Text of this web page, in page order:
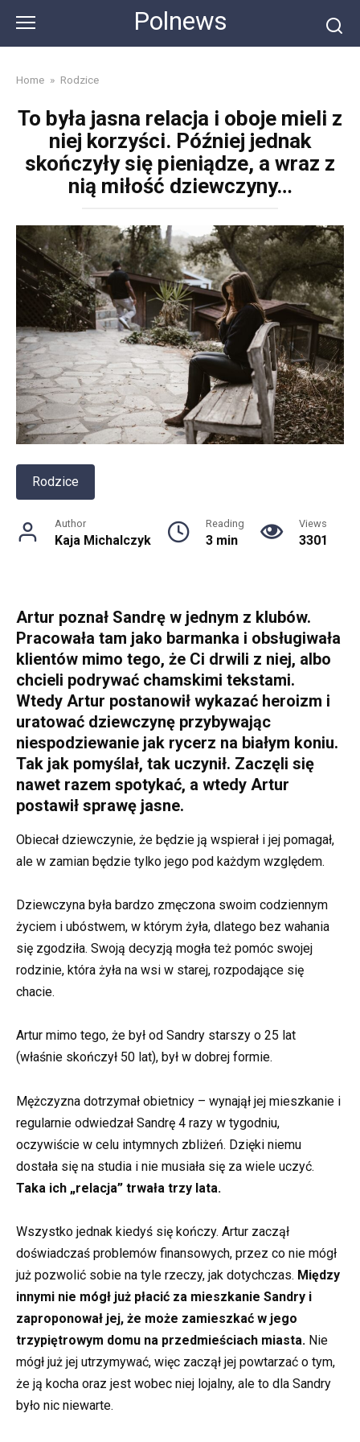
content
Polnews
Home » Rodzice
To była jasna relacja i oboje mieli z
niej korzyści. Później jednak
skończyły się pieniądze, a wraz z
nią miłość dziewczyny…
Rodzice
Author
Kaja Michalczyk
Reading
3 min
Views
3301
Artur poznał Sandrę w jednym z klubów.
Pracowała tam jako barmanka i obsługiwała
klientów mimo tego, że Ci drwili z niej, albo
chcieli podrywać chamskimi tekstami.
Wtedy Artur postanowił wykazać heroizm i
uratować dziewczynę przybywając
niespodziewanie jak rycerz na białym koniu.
Tak jak pomyślał, tak uczynił. Zaczęli się
nawet razem spotykać, a wtedy Artur
postawił sprawę jasne.
Obiecał dziewczynie, że będzie ją wspierał i jej pomagał,
ale w zamian będzie tylko jego pod każdym względem.
Dziewczyna była bardzo zmęczona swoim codziennym
życiem i ubóstwem, w którym żyła, dlatego bez wahania
się zgodziła. Swoją decyzją mogła też pomóc swojej
rodzinie, która żyła na wsi w starej, rozpodające się
chacie.
Artur mimo tego, że był od Sandry starszy o 25 lat
(właśnie skończył 50 lat), był w dobrej formie.
Mężczyzna dotrzymał obietnicy – wynajął jej mieszkanie i
regularnie odwiedzał Sandrę 4 razy w tygodniu,
oczywiście w celu intymnych zbliżeń. Dzięki niemu
dostała się na studia i nie musiała się za wiele uczyć.
Taka ich „relacja” trwała trzy lata.
Wszystko jednak kiedyś się kończy. Artur zaczął
doświadczaś problemów finansowych, przez co nie mógł
już pozwolić sobie na tyle rzeczy, jak dotychczas. Między
innymi nie mógł już płacić za mieszkanie Sandry i
zaproponował jej, że może zamieszkać w jego
trzypiętrowym domu na przedmieściach miasta. Nie
mógł już jej utrzymywać, więc zaczął jej powtarzać o tym,
że ją kocha oraz jest wobec niej lojalny, ale to dla Sandry
było nic niewarte.